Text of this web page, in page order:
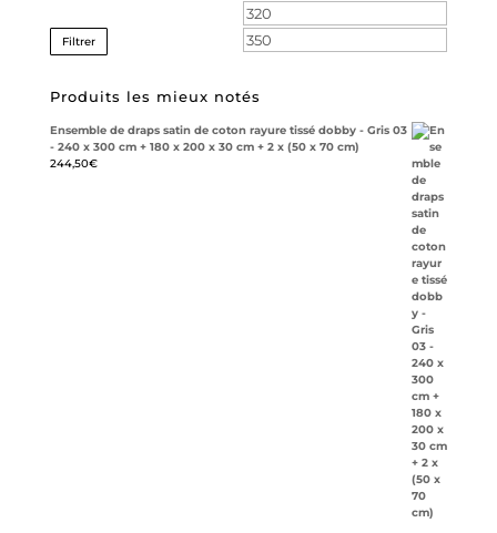
Prix
min
Filtrer
Produits les mieux notés
Ensemble de draps satin de coton rayure tissé dobby - Gris 03
- 240 x 300 cm + 180 x 200 x 30 cm + 2 x (50 x 70 cm)
244,50€